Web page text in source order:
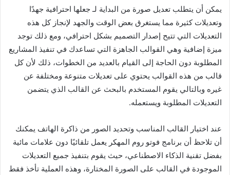
يمكن أن يتطلب تعديل صورة من البداية لـ جعلها احترافية جهدًا
وتعديلات كثيرة مما يستغرق بعض الوقت والجهد لإنجاز كل هذه
التعديلات التي تتيح إصدار التصميم بشكل احترافي، ومع ذلك توجد
ميزة إضافية وهي القوالب الجاهزة التي تساعدك في تنفيذ المشاريع
المطلوبة دون الحاجة إلى القيام بالعديد من الخطوات، ذلك لأن كل
قالب من هذه القوالب يحتوي على تعديلات متنوعة ومختلفة عن
غيره وبالتالي يقوم المستخدم بالبحث عن القالب الذي يتضمن
التعديلات المطلوبة ويستعمله.
عند اختيار القالب المناسب وتحديد الصور من ذاكرة الهاتف يمكنك
أن تلاحظ أن برنامج فوتو روم المهكر يعمل تلقائيًا دون علامات مائية
بفضل تقنية الذكاء الاصطناعي، حيث يقوم بتنفيذ جميع التعديلات
الموجودة في القالب على الصورة المختارة، وهذه العملية تأخذ فقط